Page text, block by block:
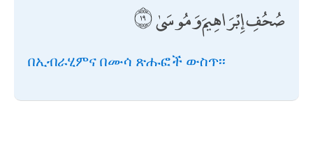
صُحُفِ إِبْرَاهِيمَ وَمُوسَىٰ
በኢብራሂምና በሙሳ ጽሑፎች ውስጥ፡፡